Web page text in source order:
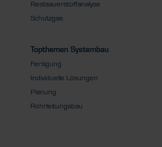
Restsauerstoffanalyse
Schutzgas
Topthemen Systembau
Fertigung
Individuelle Lösungen
Planung
Rohrleitungsbau